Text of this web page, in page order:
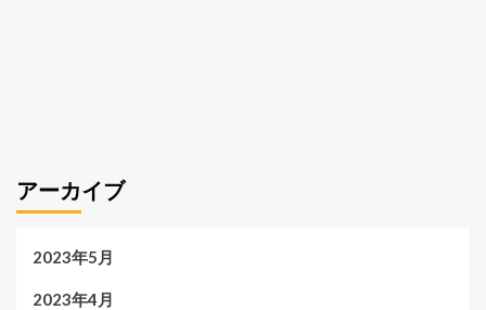
アーカイブ
2023年5月
2023年4月